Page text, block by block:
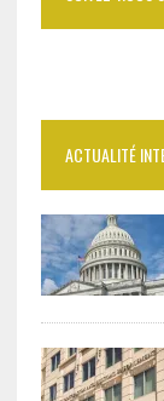
ACTUALITÉ